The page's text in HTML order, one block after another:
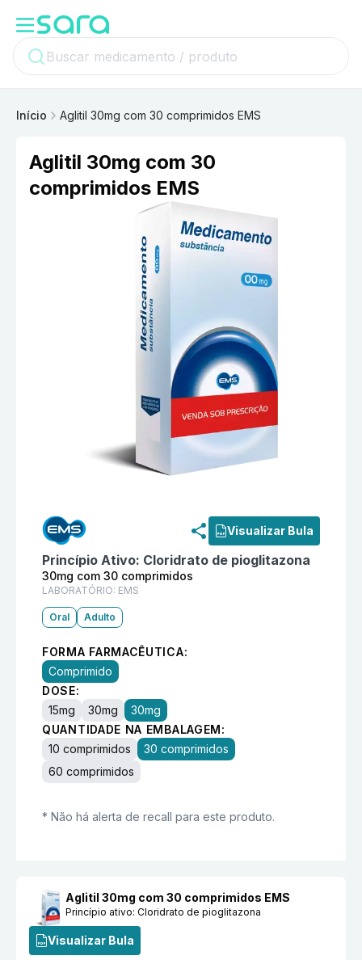
Início Aglitil 30mg com 30 comprimidos EMS
Aglitil 30mg com 30
comprimidos EMS
Visualizar Bula
Princípio Ativo: Cloridrato de pioglitazona
30mg com 30 comprimidos
LABORATÓRIO: EMS
Oral Adulto
FORMA FARMACÊUTICA:
Comprimido
DOSE:
15mg
30mg
30mg
QUANTIDADE NA EMBALAGEM:
10 comprimidos
30 comprimidos
60 comprimidos
* Não há alerta de recall para este produto.
Aglitil 30mg com 30 comprimidos EMS
Princípio ativo: Cloridrato de pioglitazona
Visualizar Bula